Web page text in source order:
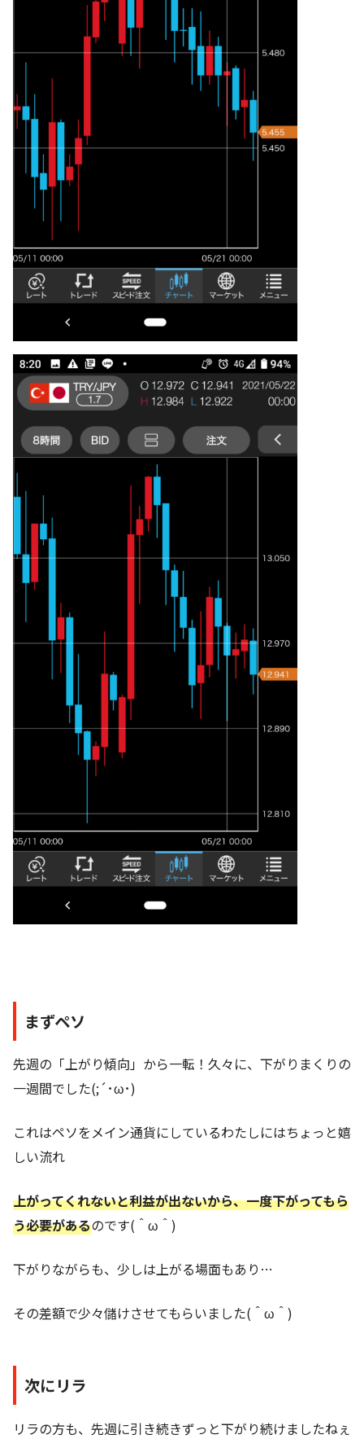
まずペソ
先週の「上がり傾向」から一転！久々に、下がりまくりの
一週間でした(;´･ω･)
これはペソをメイン通貨にしているわたしにはちょっと嬉
しい流れ
上がってくれないと利益が出ないから、一度下がってもら
う必要があるのです(＾ω＾)
下がりながらも、少しは上がる場面もあり…
その差額で少々儲けさせてもらいました(＾ω＾)
次にリラ
リラの方も、先週に引き続きずっと下がり続けましたねぇ